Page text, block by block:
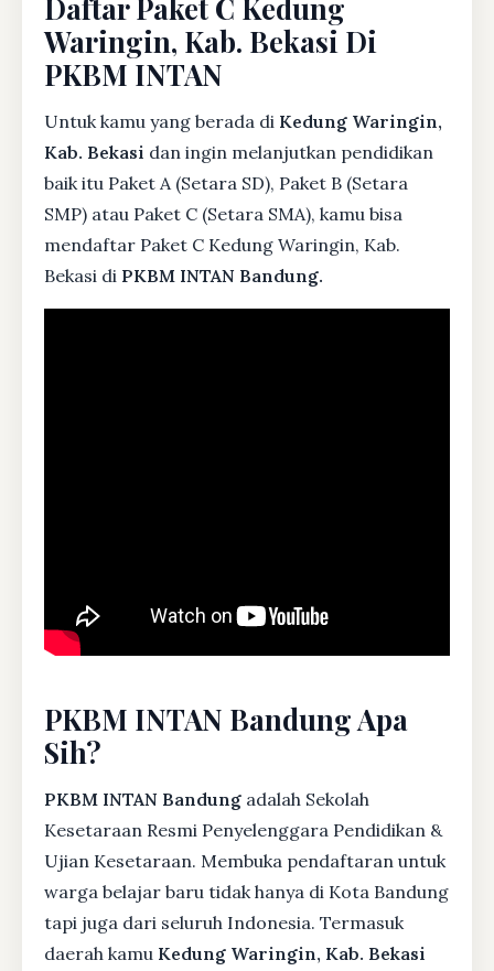
Daftar Paket C Kedung
Waringin, Kab. Bekasi Di
PKBM INTAN
Untuk kamu yang berada di Kedung Waringin,
Kab. Bekasi dan ingin melanjutkan pendidikan
baik itu Paket A (Setara SD), Paket B (Setara
SMP) atau Paket C (Setara SMA), kamu bisa
mendaftar Paket C Kedung Waringin, Kab.
Bekasi di PKBM INTAN Bandung.
PKBM INTAN Bandung Apa
Sih?
PKBM INTAN Bandung adalah Sekolah
Kesetaraan Resmi Penyelenggara Pendidikan &
Ujian Kesetaraan. Membuka pendaftaran untuk
warga belajar baru tidak hanya di Kota Bandung
tapi juga dari seluruh Indonesia. Termasuk
daerah kamu Kedung Waringin, Kab. Bekasi